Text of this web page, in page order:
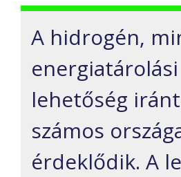
A hidrogén,
energiatárolási
lehetőség
számos
érdeklődik. A